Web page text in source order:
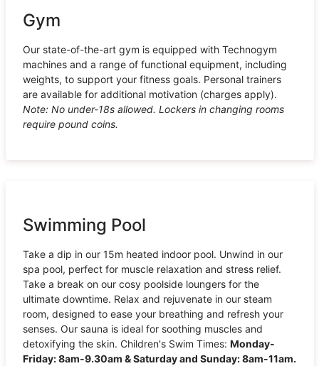
Gym
Our state-of-the-art gym is equipped with Technogym
machines and a range of functional equipment, including
weights, to support your fitness goals. Personal trainers
are available for additional motivation (charges apply).
Note: No under-18s allowed. Lockers in changing rooms
require pound coins.
Swimming Pool
Take a dip in our 15m heated indoor pool. Unwind in our
spa pool, perfect for muscle relaxation and stress relief.
Take a break on our cosy poolside loungers for the
ultimate downtime. Relax and rejuvenate in our steam
room, designed to ease your breathing and refresh your
senses. Our sauna is ideal for soothing muscles and
detoxifying the skin. Children's Swim Times: Monday-
Friday: 8am-9.30am & Saturday and Sunday: 8am-11am.